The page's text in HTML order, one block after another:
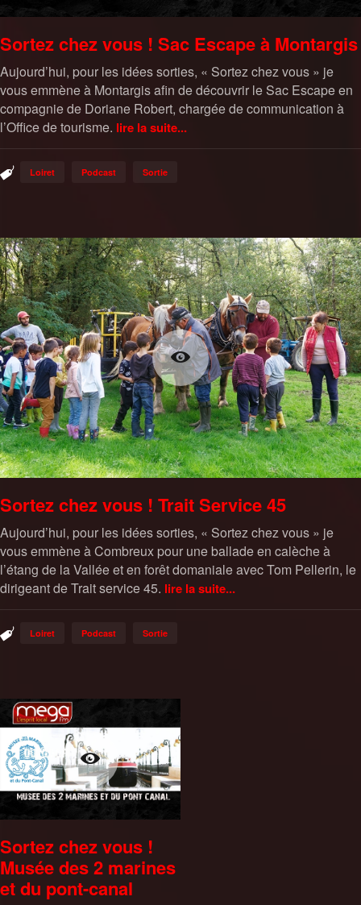
Sortez chez vous ! Sac Escape à Montargis
Aujourd’hui, pour les idées sorties, « Sortez chez vous » je
vous emmène à Montargis afin de découvrir le Sac Escape en
compagnie de Doriane Robert, chargée de communication à
l’Office de tourisme. lire la suite...
Loiret Podcast Sortie
Sortez chez vous ! Trait Service 45
Aujourd’hui, pour les idées sorties, « Sortez chez vous » je
vous emmène à Combreux pour une ballade en calèche à
l’étang de la Vallée et en forêt domaniale avec Tom Pellerin, le
dirigeant de Trait service 45. lire la suite...
Loiret Podcast Sortie
Sortez chez vous !
Musée des 2 marines
et du pont-canal